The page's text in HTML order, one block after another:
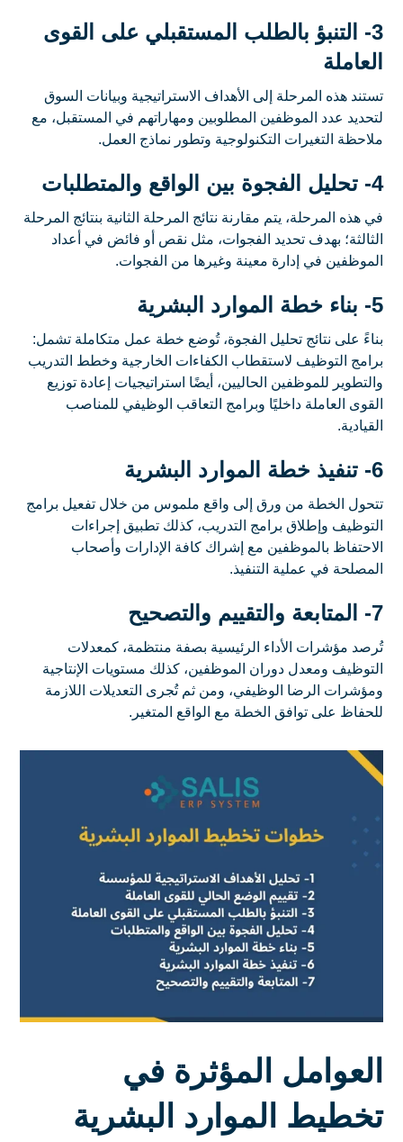
3- التنبؤ بالطلب المستقبلي على القوى
العاملة
تستند هذه المرحلة إلى الأهداف الاستراتيجية وبيانات السوق
لتحديد عدد الموظفين المطلوبين ومهاراتهم في المستقبل، مع
ملاحظة التغيرات التكنولوجية وتطور نماذج العمل.
4- تحليل الفجوة بين الواقع والمتطلبات
في هذه المرحلة، يتم مقارنة نتائج المرحلة الثانية بنتائج المرحلة
الثالثة؛ بهدف تحديد الفجوات، مثل نقص أو فائض في أعداد
الموظفين في إدارة معينة وغيرها من الفجوات.
5- بناء خطة الموارد البشرية
بناءً على نتائج تحليل الفجوة، تُوضع خطة عمل متكاملة تشمل:
برامج التوظيف لاستقطاب الكفاءات الخارجية وخطط التدريب
والتطوير للموظفين الحاليين، أيضًا استراتيجيات إعادة توزيع
القوى العاملة داخليًا وبرامج التعاقب الوظيفي للمناصب
القيادية.
6- تنفيذ خطة الموارد البشرية
تتحول الخطة من ورق إلى واقع ملموس من خلال تفعيل برامج
التوظيف وإطلاق برامج التدريب، كذلك تطبيق إجراءات
الاحتفاظ بالموظفين مع إشراك كافة الإدارات وأصحاب
المصلحة في عملية التنفيذ.
7- المتابعة والتقييم والتصحيح
تُرصد مؤشرات الأداء الرئيسية بصفة منتظمة، كمعدلات
التوظيف ومعدل دوران الموظفين، كذلك مستويات الإنتاجية
ومؤشرات الرضا الوظيفي، ومن ثم تُجرى التعديلات اللازمة
للحفاظ على توافق الخطة مع الواقع المتغير.
العوامل المؤثرة في
تخطيط الموارد البشرية